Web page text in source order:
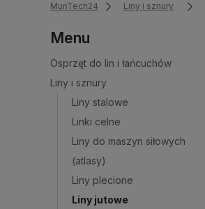
MunTech24 Liny i sznury
Menu
Osprzęt do lin i łańcuchów
Liny i sznury
Liny stalowe
Linki celne
Liny do maszyn siłowych
(atlasy)
Liny plecione
Liny jutowe